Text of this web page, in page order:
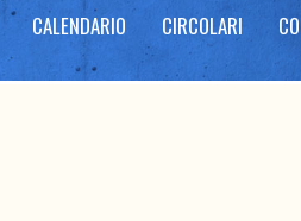
CALENDARIO CIRCOLARI